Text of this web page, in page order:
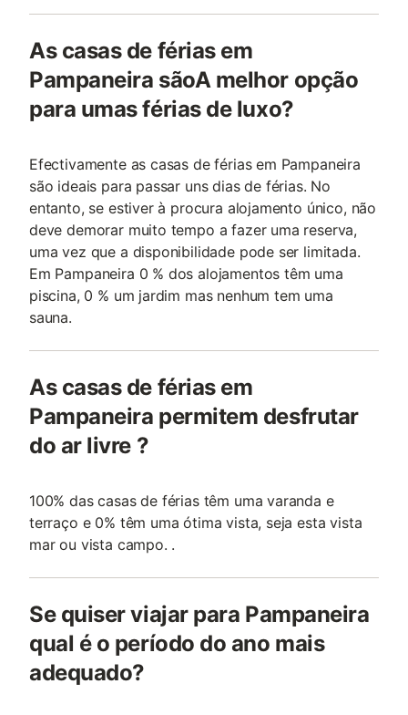
As casas de férias em
Pampaneira sãoA melhor opção
para umas férias de luxo?
Efectivamente as casas de férias em Pampaneira
são ideais para passar uns dias de férias. No
entanto, se estiver à procura alojamento único, não
deve demorar muito tempo a fazer uma reserva,
uma vez que a disponibilidade pode ser limitada.
Em Pampaneira 0 % dos alojamentos têm uma
piscina, 0 % um jardim mas nenhum tem uma
sauna.
As casas de férias em
Pampaneira permitem desfrutar
do ar livre ?
100% das casas de férias têm uma varanda e
terraço e 0% têm uma ótima vista, seja esta vista
mar ou vista campo. .
Se quiser viajar para Pampaneira
qual é o período do ano mais
adequado?